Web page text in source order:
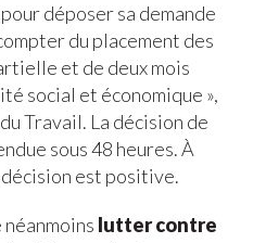
déposer sa demande
du placement des
et de deux mois
social et économique »,
Travail. La décision de
sous 48 heures. À
est positive.
lutter contre